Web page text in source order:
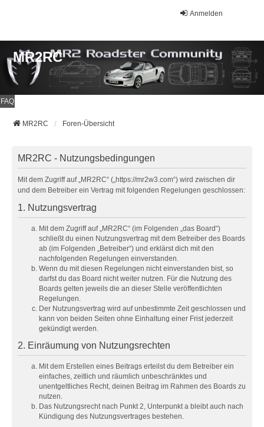
Anmelden
MR2RC
FAQ
MR2RC Foren-Übersicht
MR2RC - Nutzungsbedingungen
Mit dem Zugriff auf „MR2RC“ („https://mr2w3.com“) wird zwischen dir
und dem Betreiber ein Vertrag mit folgenden Regelungen geschlossen:
1. Nutzungsvertrag
Mit dem Zugriff auf „MR2RC“ (im Folgenden „das Board“)
schließt du einen Nutzungsvertrag mit dem Betreiber des Boards
ab (im Folgenden „Betreiber“) und erklärst dich mit den
nachfolgenden Regelungen einverstanden.
Wenn du mit diesen Regelungen nicht einverstanden bist, so
darfst du das Board nicht weiter nutzen. Für die Nutzung des
Boards gelten jeweils die an dieser Stelle veröffentlichten
Regelungen.
Der Nutzungsvertrag wird auf unbestimmte Zeit geschlossen und
kann von beiden Seiten ohne Einhaltung einer Frist jederzeit
gekündigt werden.
2. Einräumung von Nutzungsrechten
Mit dem Erstellen eines Beitrags erteilst du dem Betreiber ein
einfaches, zeitlich und räumlich unbeschränktes und
unentgeltliches Recht, deinen Beitrag im Rahmen des Boards zu
nutzen.
Das Nutzungsrecht nach Punkt 2, Unterpunkt a bleibt auch nach
Kündigung des Nutzungsvertrages bestehen.